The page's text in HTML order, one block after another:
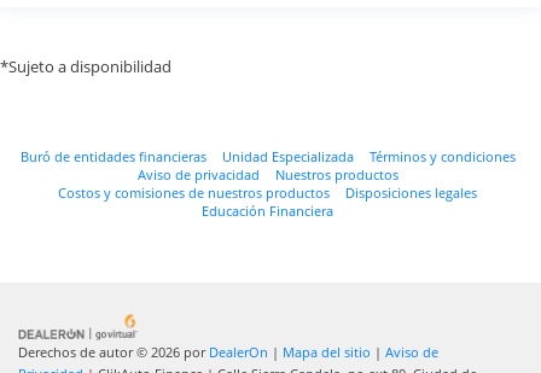
*Sujeto a disponibilidad
Buró de entidades financieras Unidad Especializada
Términos y condiciones
Aviso de privacidad
Nuestros productos
Costos y comisiones de nuestros productos
Disposiciones legales
Educación Financiera
Derechos de autor © 2026 por DealerOn | Mapa del sitio | Aviso de